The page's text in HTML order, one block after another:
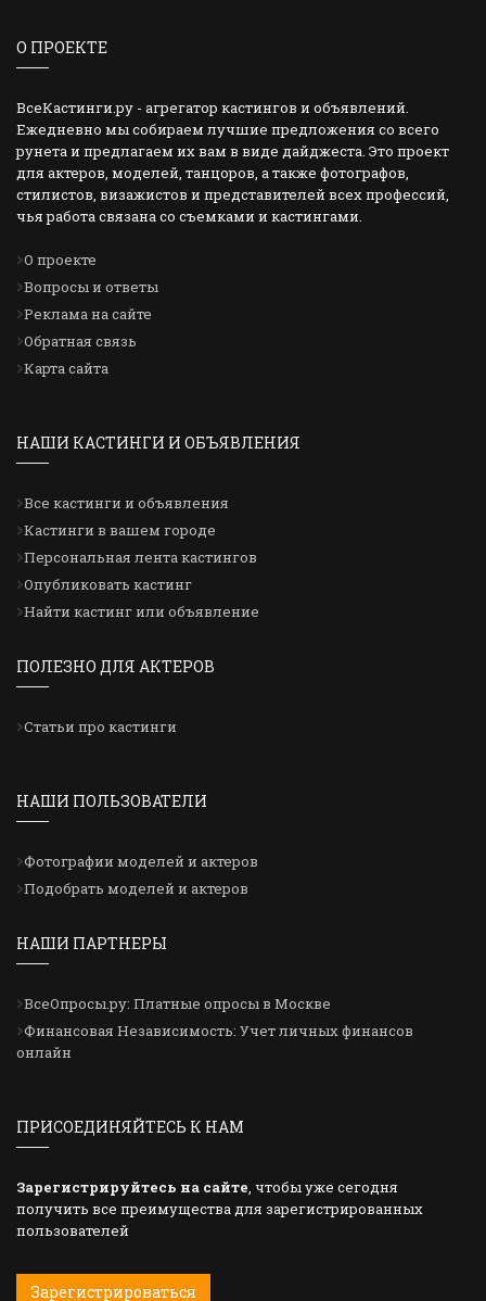
О ПРОЕКТЕ
ВсеКастинги.ру - агрегатор кастингов и объявлений.
Ежедневно мы собираем лучшие предложения со всего
рунета и предлагаем их вам в виде дайджеста. Это проект
для актеров, моделей, танцоров, а также фотографов,
стилистов, визажистов и представителей всех профессий,
чья работа связана со съемками и кастингами.
О проекте
Вопросы и ответы
Реклама на сайте
Обратная связь
Карта сайта
НАШИ КАСТИНГИ И ОБЪЯВЛЕНИЯ
Все кастинги и объявления
Кастинги в вашем городе
Персональная лента кастингов
Опубликовать кастинг
Найти кастинг или объявление
ПОЛЕЗНО ДЛЯ АКТЕРОВ
Статьи про кастинги
НАШИ ПОЛЬЗОВАТЕЛИ
Фотографии моделей и актеров
Подобрать моделей и актеров
НАШИ ПАРТНЕРЫ
ВсеОпросы.ру: Платные опросы в Москве
Финансовая Независимость: Учет личных финансов
онлайн
ПРИСОЕДИНЯЙТЕСЬ К НАМ
Зарегистрируйтесь на сайте, чтобы уже сегодня
получить все преимущества для зарегистрированных
пользователей
Зарегистрироваться